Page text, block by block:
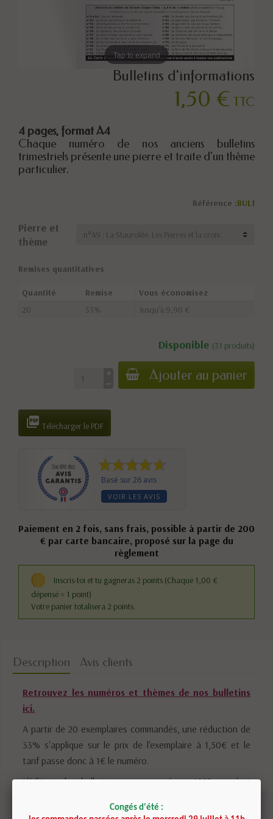
Tap to expand
Bulletins d'informations
1,50 € TTC
4 pages, format A4
Chaque numéro de nos anciens bulletins
trimestriels présente une pierre et traite d'un thème
particulier.
Référence :BUL1
Pierre et
thème
Remises quantitatives
Quantité Remise
Vous économisez
20
33% Jusqu'à 9,90 €
Disponible (31 produits)
Ajouter au panier
 Télécharger le PDF
Basé sur 26 avis
VOIR LES AVIS
Paiement en 2 fois, sans frais, possible à partir de 200
€ par carte bancaire, proposé sur la page du
règlement
Inscris-toi et tu gagneras 2 points (Chaque 1,00 €
dépensé = 1 point)
Votre panier totalisera 2 points.
Description Avis clients
Retrouvez les numéros et thèmes de nos bulletins
ici.
A partir de 20 exemplaires commandés, une réduction de
33% s'applique sur le prix de l'exemplaire à 1,50€ et le
tarif passe donc à 1€ le numéro.
L'édition des bulletins a commencé en 1993 et s'est
ressourcer avec les Pierres et les Cristaux" est sorti
Congés d'été :